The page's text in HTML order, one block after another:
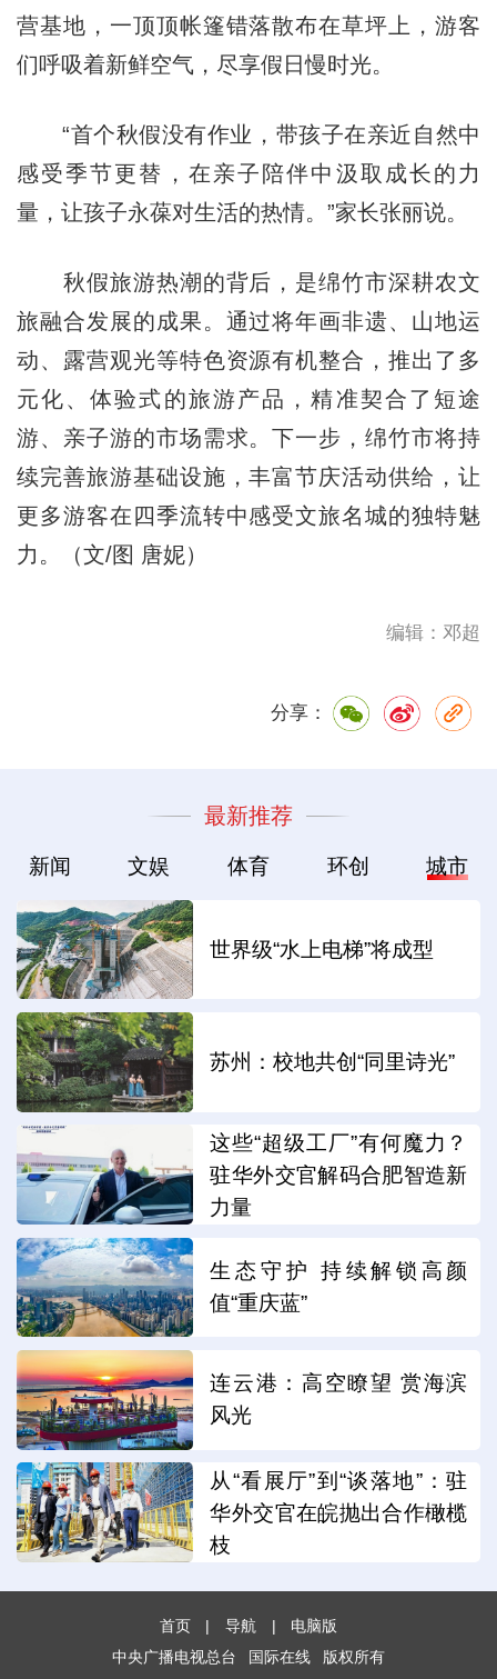
营基地，一顶顶帐篷错落散布在草坪上，游客
们呼吸着新鲜空气，尽享假日慢时光。
“首个秋假没有作业，带孩子在亲近自然中
感受季节更替，在亲子陪伴中汲取成长的力
量，让孩子永葆对生活的热情。”家长张丽说。
秋假旅游热潮的背后，是绵竹市深耕农文
旅融合发展的成果。通过将年画非遗、山地运
动、露营观光等特色资源有机整合，推出了多
元化、体验式的旅游产品，精准契合了短途
游、亲子游的市场需求。下一步，绵竹市将持
续完善旅游基础设施，丰富节庆活动供给，让
更多游客在四季流转中感受文旅名城的独特魅
力。（文/图 唐妮）
编辑：邓超
分享：
最新推荐
新闻 文娱 体育 环创 城市
世界级“水上电梯”将成型
苏州：校地共创“同里诗光”
这些“超级工厂”有何魔力？
驻华外交官解码合肥智造新
力量
生态守护 持续解锁高颜
值“重庆蓝”
连云港：高空瞭望 赏海滨
风光
从“看展厅”到“谈落地”：驻
华外交官在皖抛出合作橄榄
枝
首页 | 导航 |
电脑版
中央广播电视总台
国际在线 版权所有